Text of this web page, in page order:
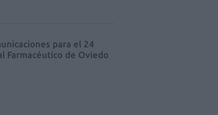
para el 24
Farmacéutico de Oviedo